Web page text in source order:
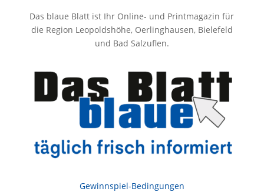
Das blaue Blatt ist Ihr Online- und Printmagazin für
die Region Leopoldshöhe, Oerlinghausen, Bielefeld
und Bad Salzuflen.
Gewinnspiel-Bedingungen